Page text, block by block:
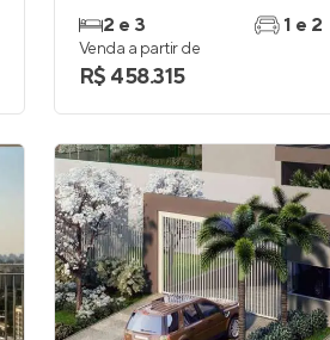
2 e 3
1 e 2
Venda a partir de
R$ 458.315